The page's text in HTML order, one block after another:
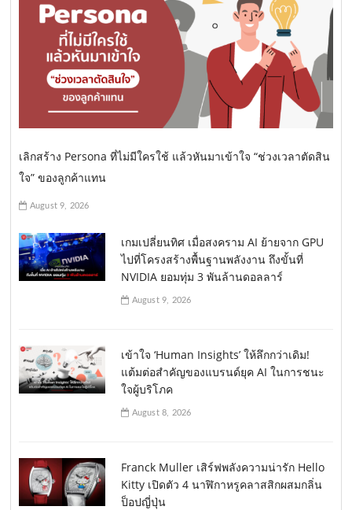
เลิกสร้าง Persona ที่ไม่มีใครใช้ แล้วหันมาเข้าใจ “ช่วงเวลาตัดสิน
ใจ” ของลูกค้าแทน
August 9, 2026
เกมเปลี่ยนทิศ เมื่อสงคราม AI ย้ายจาก GPU
ไปที่โครงสร้างพื้นฐานพลังงาน ถึงขั้นที่
NVIDIA ยอมทุ่ม 3 พันล้านดอลลาร์
August 9, 2026
เข้าใจ ‘Human Insights’ ให้ลึกกว่าเดิม!
แต้มต่อสำคัญของแบรนด์ยุค AI ในการชนะ
ใจผู้บริโภค
August 8, 2026
Franck Muller เสิร์ฟพลังความน่ารัก Hello
Kitty เปิดตัว 4 นาฬิกาหรูคลาสสิกผสมกลิ่น
ป็อปญี่ปุ่น